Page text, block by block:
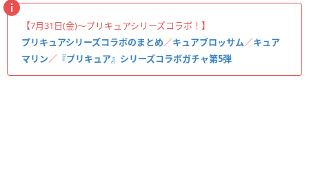
【7月31日(金)〜プリキュアシリーズコラボ！】
プリキュアシリーズコラボのまとめ／キュアブロッサム／キュア
マリン／ 『プリキュア』シリーズコラボガチャ第5弾